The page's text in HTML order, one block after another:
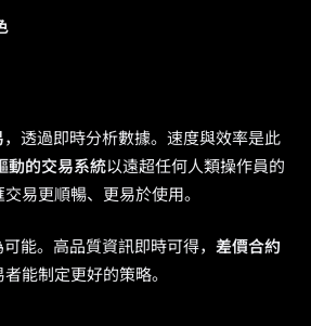
，透過即時分析數據。速度與效率是此
動的交易系統以遠超任何人類操作員的
易更順暢、更易於使用。
能。高品質資訊即時可得， 差價合約
能制定更好的策略。